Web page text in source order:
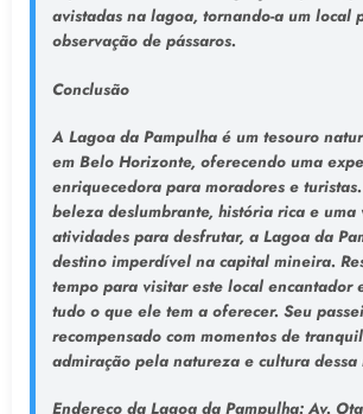
avistadas na lagoa, tornando-a um local
observação de pássaros.
Conclusão
A Lagoa da Pampulha é um tesouro
em Belo Horizonte, oferecendo uma
enriquecedora para moradores e
beleza deslumbrante, história rica e uma
atividades para desfrutar, a Lagoa da
destino imperdível na capital mineira.
tempo para visitar este local encantador
tudo o que ele tem a oferecer. Seu
recompensado com momentos de
admiração pela natureza e cultura
Endereço da Lagoa da Pampulha: Av.